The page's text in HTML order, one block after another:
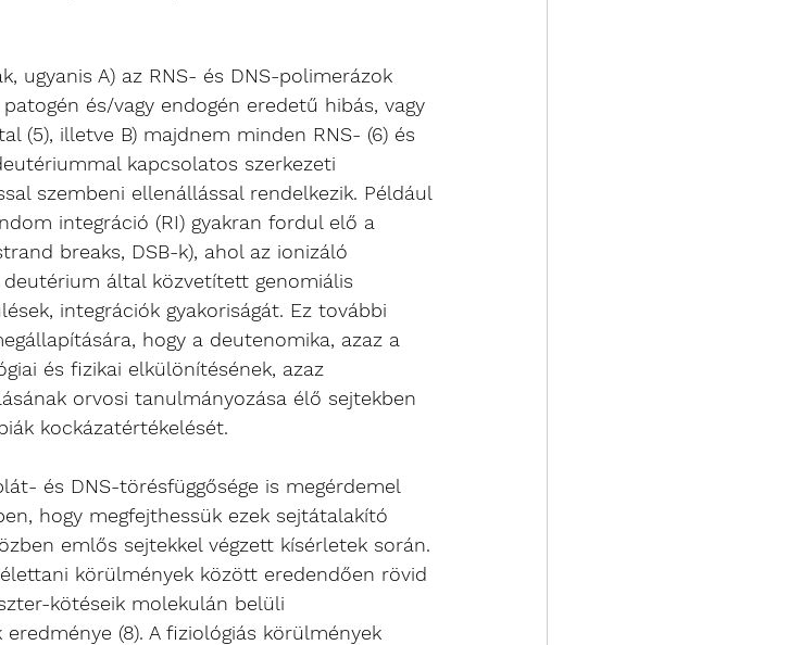
ugyanis A) az RNS- és DNS-polimerázok
és/vagy endogén eredetű hibás, vagy
(5), illetve B) majdnem minden RNS- (6) és
kapcsolatos szerkezeti
szembeni ellenállással rendelkezik. Például
integráció (RI) gyakran fordul elő a
breaks, DSB-k), ahol az ionizáló
által közvetített genomiális
integrációk gyakoriságát. Ez további
hogy a deutenomika, azaz a
és fizikai elkülönítésének, azaz
orvosi tanulmányozása élő sejtekben
kockázatértékelését.
és DNS-törésfüggősége is megérdemel
hogy megfejthessük ezek sejtátalakító
emlős sejtekkel végzett kísérletek során.
körülmények között eredendően rövid
kötéseik molekulán belüli
(8). A fiziológiás körülmények